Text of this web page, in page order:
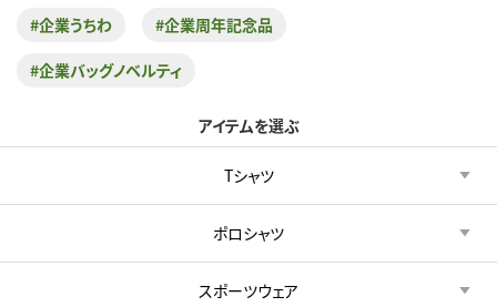
#企業うちわ #企業周年記念品
#企業バッグノベルティ
アイテムを選ぶ
Tシャツ
ポロシャツ
スポーツウェア